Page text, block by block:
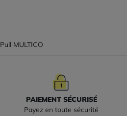
Pull MULTICO
PAIEMENT SÉCURISÉ
Payez en toute sécurité